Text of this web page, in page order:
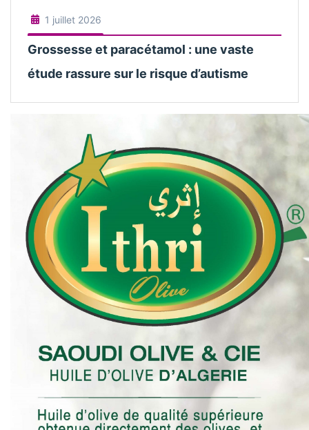
1 juillet 2026
Grossesse et paracétamol : une vaste
étude rassure sur le risque d’autisme